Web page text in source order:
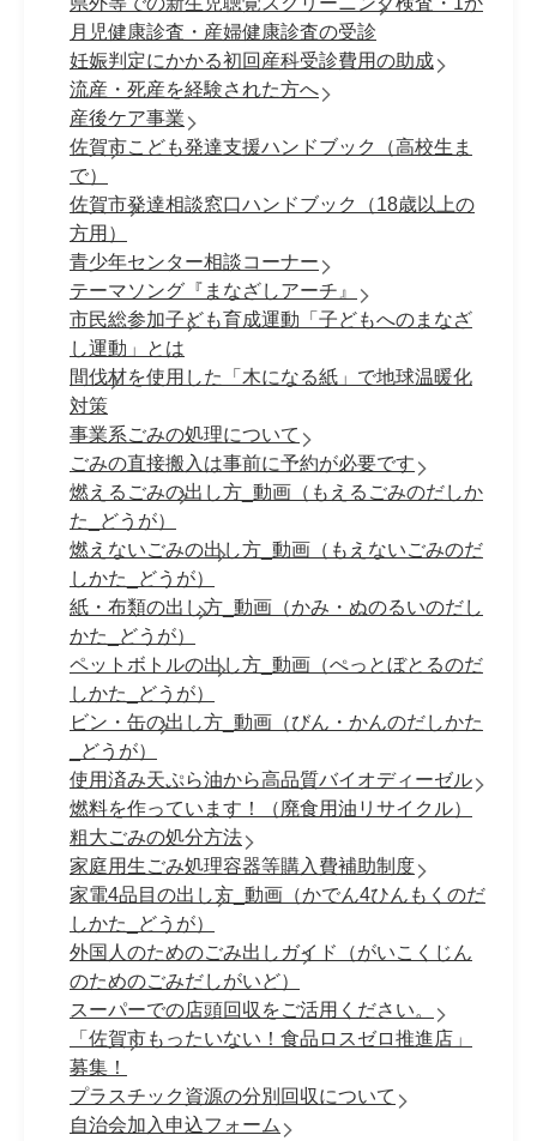
月児健康診査・産婦健康診査の受診
妊娠判定にかかる初回産科受診費用の助成
流産・死産を経験された方へ
産後ケア事業
佐賀市こども発達支援ハンドブック（高校生ま
で）
佐賀市発達相談窓口ハンドブック（18歳以上の
方用）
青少年センター相談コーナー
テーマソング『まなざしアーチ』
市民総参加子ども育成運動「子どもへのまなざ
し運動」とは
間伐材を使用した「木になる紙」で地球温暖化
対策
事業系ごみの処理について
ごみの直接搬入は事前に予約が必要です
燃えるごみの出し方_動画（もえるごみのだしか
た_どうが）
燃えないごみの出し方_動画（もえないごみのだ
しかた_どうが）
紙・布類の出し方_動画（かみ・ぬのるいのだし
かた_どうが）
ペットボトルの出し方_動画（ぺっとぼとるのだ
しかた_どうが）
ビン・缶の出し方_動画（びん・かんのだしかた
_どうが）
使用済み天ぷら油から高品質バイオディーゼル
燃料を作っています！（廃食用油リサイクル）
粗大ごみの処分方法
家庭用生ごみ処理容器等購入費補助制度
家電4品目の出し方_動画（かでん4ひんもくのだ
しかた_どうが）
外国人のためのごみ出しガイド（がいこくじん
のためのごみだしがいど）
スーパーでの店頭回収をご活用ください。
「佐賀市もったいない！食品ロスゼロ推進店」
募集！
プラスチック資源の分別回収について
自治会加入申込フォーム